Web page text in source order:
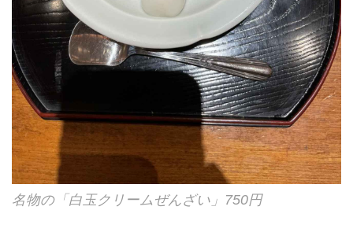
名物の「白玉クリームぜんざい」750円